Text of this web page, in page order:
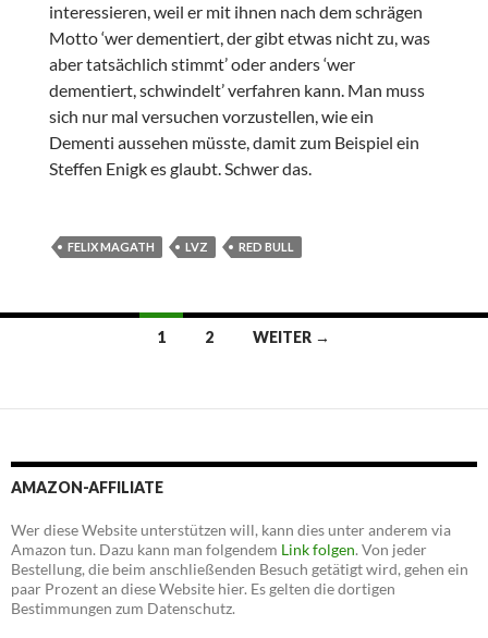
interessieren, weil er mit ihnen nach dem schrägen
Motto ‘wer dementiert, der gibt etwas nicht zu, was
aber tatsächlich stimmt’ oder anders ‘wer
dementiert, schwindelt’ verfahren kann. Man muss
sich nur mal versuchen vorzustellen, wie ein
Dementi aussehen müsste, damit zum Beispiel ein
Steffen Enigk es glaubt. Schwer das.
FELIX MAGATH LVZ RED BULL
1 2 WEITER →
AMAZON-AFFILIATE
Wer diese Website unterstützen will, kann dies unter anderem via
Amazon tun. Dazu kann man folgendem Link folgen. Von jeder
Bestellung, die beim anschließenden Besuch getätigt wird, gehen ein
paar Prozent an diese Website hier. Es gelten die dortigen
Bestimmungen zum Datenschutz.